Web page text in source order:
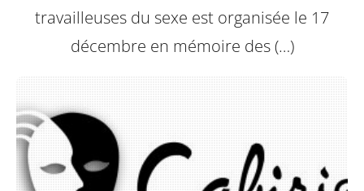
travailleuses du sexe est organisée le 17
décembre en mémoire des (…)